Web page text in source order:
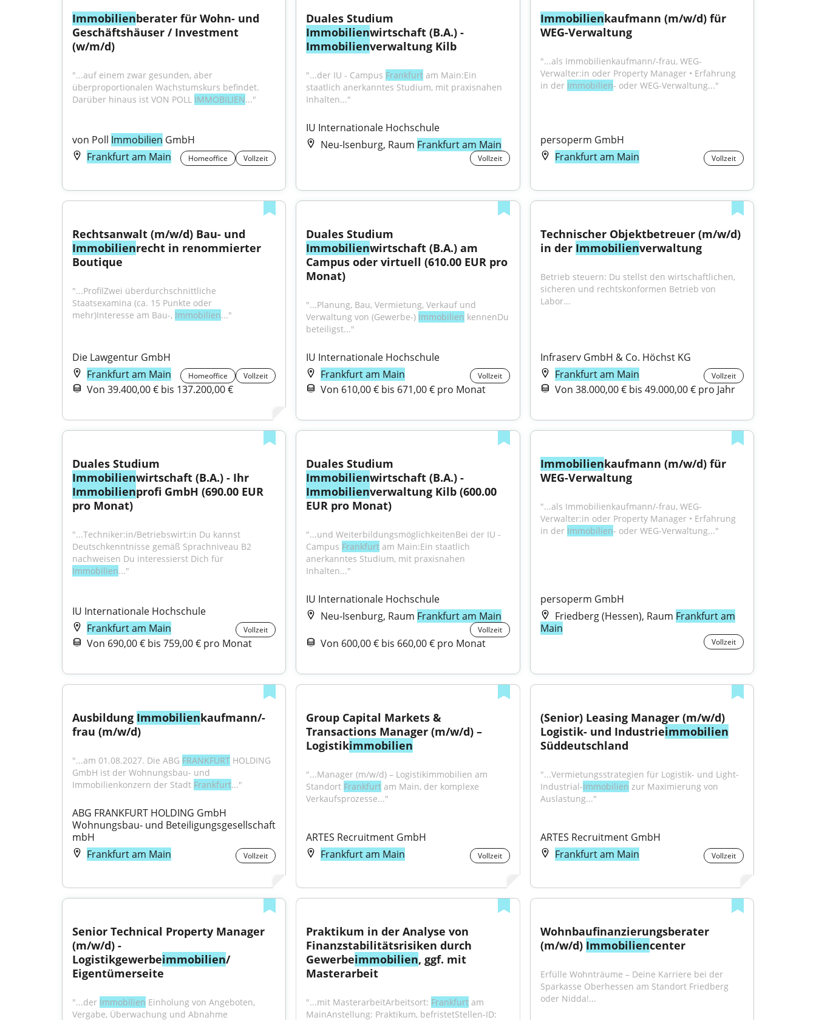
Immobilienberater für Wohn- und
Geschäftshäuser / Investment
(w/m/d)
"...auf einem zwar gesunden, aber
überproportionalen Wachstumskurs befindet.
Darüber hinaus ist VON POLL IMMOBILIEN..."
von Poll Immobilien GmbH
Frankfurt am Main
Homeoffice Vollzeit
Immobilien
Immobilienverwaltung Kilb
"...der IU - Campus Frankfurt am Main:Ein
staatlich anerkanntes Studium, mit praxisnahen
Inhalten..."
IU Internationale Hochschule
Neu-Isenburg, Raum Frankfurt am Main
Vollzeit
Immobilienkaufmann (m/w/d) für
WEG-Verwaltung
"...als Immobilienkaufmann/-frau, WEG-
Verwalter:in oder Property Manager • Erfahrung
in der Immobilien- oder WEG-Verwaltung..."
persoperm GmbH
Frankfurt am Main
Vollzeit
Immobilienrecht in renommierter
Boutique
"...ProfilZwei überdurchschnittliche
Staatsexamina (ca. 15 Punkte oder
mehr)Interesse am Bau-, Immobilien..."
Die Lawgentur GmbH
Frankfurt am Main
Homeoffice Vollzeit
Von 39.400,00 € bis 137.200,00 €
Immobilienwirtschaft (B.A.) am
Campus oder virtuell (610.00 EUR pro
Monat)
"...Planung, Bau, Vermietung, Verkauf und
Verwaltung von (Gewerbe-) Immobilien kennenDu
beteiligst..."
IU Internationale Hochschule
Frankfurt am Main
Vollzeit
Von 610,00 € bis 671,00 € pro Monat
Technischer Objektbetreuer (m/w/d)
in der Immobilienverwaltung
Betrieb steuern: Du stellst den wirtschaftlichen,
sicheren und rechtskonformen Betrieb von
Labor...
Infraserv GmbH & Co. Höchst KG
Frankfurt am Main
Vollzeit
Von 38.000,00 € bis 49.000,00 € pro Jahr
Immobilien
Immobilienprofi GmbH (690.00 EUR
pro Monat)
"...Techniker:in/Betriebswirt:in Du kannst
Deutschkenntnisse gemäß Sprachniveau B2
Immobilien..."
IU Internationale Hochschule
Frankfurt am Main
Vollzeit
Von 690,00 € bis 759,00 € pro Monat
Immobilien
Immobilienverwaltung Kilb (600.00
EUR pro Monat)
"...und WeiterbildungsmöglichkeitenBei der IU -
Campus Frankfurt am Main:Ein staatlich
anerkanntes Studium, mit praxisnahen
Inhalten..."
IU Internationale Hochschule
Neu-Isenburg, Raum Frankfurt am Main
Vollzeit
Von 600,00 € bis 660,00 € pro Monat
Immobilienkaufmann (m/w/d) für
WEG-Verwaltung
"...als Immobilienkaufmann/-frau, WEG-
Verwalter:in oder Property Manager • Erfahrung
in der Immobilien- oder WEG-Verwaltung..."
persoperm GmbH
Friedberg (Hessen), Raum Frankfurt am
Main
Vollzeit
Ausbildung Immobilienkaufmann/-
frau (m/w/d)
"...am 01.08.2027. Die ABG FRANKFURT HOLDING
GmbH ist der Wohnungsbau- und
Immobilienkonzern der Stadt Frankfurt..."
ABG FRANKFURT HOLDING GmbH
Wohnungsbau- und Beteiligungsgesellschaft
mbH
Frankfurt am Main
Vollzeit
Group Capital Markets &
Transactions Manager (m/w/d) –
Logistikimmobilien
"...Manager (m/w/d) – Logistikimmobilien am
Standort Frankfurt am Main, der komplexe
Verkaufsprozesse..."
ARTES Recruitment GmbH
Frankfurt am Main
Vollzeit
(Senior) Leasing Manager (m/w/d)
Logistik- und Industrieimmobilien
Süddeutschland
"...Vermietungsstrategien für Logistik- und Light-
Industrial-Immobilien zur Maximierung von
Auslastung..."
ARTES Recruitment GmbH
Frankfurt am Main
Vollzeit
Senior Technical Property Manager
(m/w/d) -
Logistikgewerbeimmobilien/
Eigentümerseite
"...der Immobilien Einholung von Angeboten,
Vergabe, Überwachung und Abnahme
Praktikum in der Analyse von
Finanzstabilitätsrisiken durch
Gewerbeimmobilien, ggf. mit
Masterarbeit
"...mit MasterarbeitArbeitsort: Frankfurt am
MainAnstellung: Praktikum, befristetStellen-ID:
Wohnbaufinanzierungsberater
(m/w/d) Immobiliencenter
Erfülle Wohnträume – Deine Karriere bei der
Sparkasse Oberhessen am Standort Friedberg
oder Nidda!...